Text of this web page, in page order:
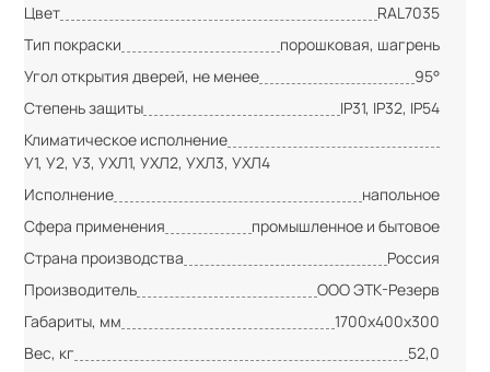
Цвет
RAL7035
Тип покраски
порошковая, шагрень
Угол открытия дверей, не менее
95°
Степень защиты
IP31, IP32, IP54
Климатическое исполнение
У1, У2, У3, УХЛ1, УХЛ2, УХЛ3, УХЛ4
Исполнение
напольное
Сфера применения
промышленное и бытовое
Страна производства
Россия
Производитель
ООО ЭТК-Резерв
Габариты, мм
1700х400х300
Вес, кг
52,0